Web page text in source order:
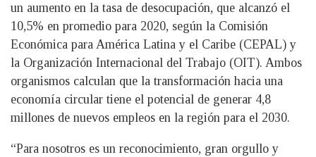
un aumento en la tasa de desocupación, que alcanzó el
10,5% en promedio para 2020, según la Comisión
Económica para América Latina y el Caribe (CEPAL) y
la Organización Internacional del Trabajo (OIT). Ambos
organismos calculan que la transformación hacia una
economía circular tiene el potencial de generar 4,8
millones de nuevos empleos en la región para el 2030.
“Para nosotros es un reconocimiento, gran orgullo y